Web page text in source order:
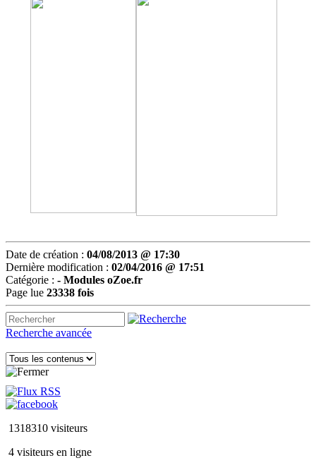
Date de création : 04/08/2013 @ 17:30
Dernière modification : 02/04/2016 @ 17:51
Catégorie : - Modules oZoe.fr
Page lue 23338 fois
Recherche avancée
1318310 visiteurs
4 visiteurs en ligne